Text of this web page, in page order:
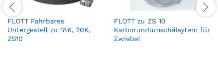
FLOTT Fahrbares
Untergestell zu 18K, 20K,
ZS10
FLOTT zu ZS 10
Karborundumschälsytem für
Zwiebel